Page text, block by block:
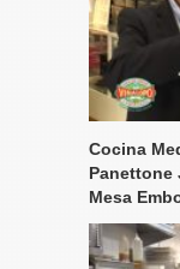
Cocina
Panettone
Mesa